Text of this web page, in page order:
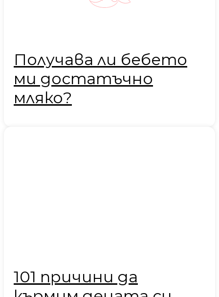
Получава ли бебето
ми достатъчно
мляко?
101 причини да